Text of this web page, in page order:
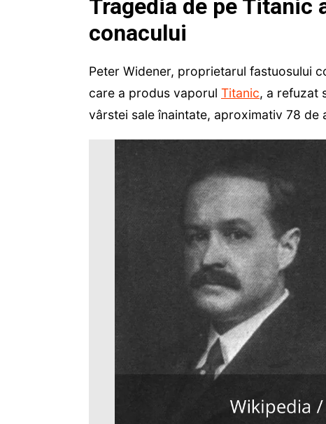
Tragedia de pe Titanic
conacului
Peter Widener, proprietarul fastuosului
care a produs vaporul Titanic, a refuzat
vârstei sale înaintate, aproximativ 78 de